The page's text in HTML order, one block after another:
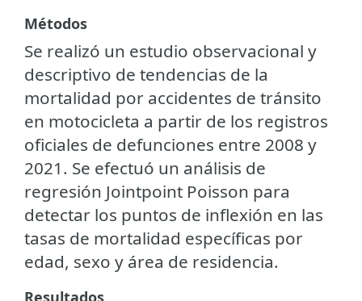
Métodos
Se realizó un estudio observacional y
descriptivo de tendencias de la
mortalidad por accidentes de tránsito
en motocicleta a partir de los registros
oficiales de defunciones entre 2008 y
2021. Se efectuó un análisis de
regresión Jointpoint Poisson para
detectar los puntos de inflexión en las
tasas de mortalidad específicas por
edad, sexo y área de residencia.
Resultados